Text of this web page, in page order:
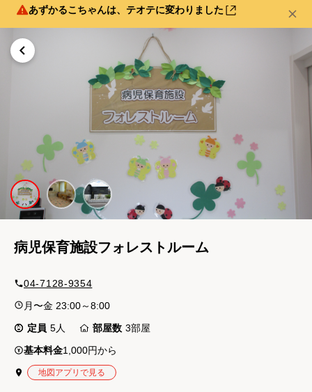
あずかるこちゃんは、テオテに変わりました
病児保育施設フォレストルーム
04-7128-9354
月〜金 23:00～8:00
定員 5人 部屋数 3部屋
基本料金1,000円から
地図アプリで見る